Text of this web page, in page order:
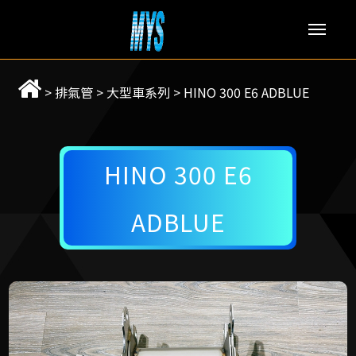
>排氣管 > 大型車系列 > HINO 300 E6 ADBLUE
HINO 300 E6
ADBLUE